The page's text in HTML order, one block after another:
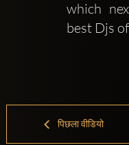
which
best Djs
पिछला वीडियो